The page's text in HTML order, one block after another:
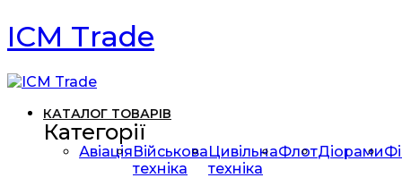
ICM Trade
КАТАЛОГ ТОВАРІВ
Категорії
АвіаціяВійськова
техніка
Цивільна
техніка
ФлотДіорами